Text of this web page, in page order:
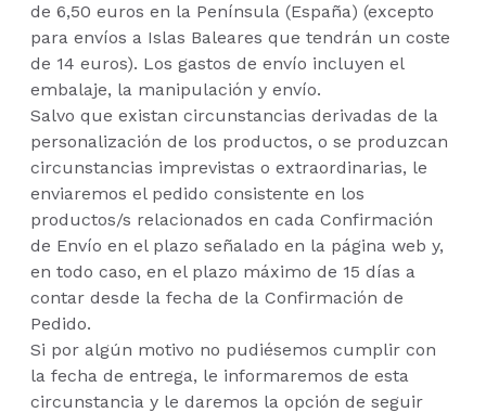
de 6,50 euros en la Península (España) (excepto
para envíos a Islas Baleares que tendrán un coste
de 14 euros). Los gastos de envío incluyen el
embalaje, la manipulación y envío.
Salvo que existan circunstancias derivadas de la
personalización de los productos, o se produzcan
circunstancias imprevistas o extraordinarias, le
enviaremos el pedido consistente en los
productos/s relacionados en cada Confirmación
de Envío en el plazo señalado en la página web y,
en todo caso, en el plazo máximo de 15 días a
contar desde la fecha de la Confirmación de
Pedido.
Si por algún motivo no pudiésemos cumplir con
la fecha de entrega, le informaremos de esta
circunstancia y le daremos la opción de seguir